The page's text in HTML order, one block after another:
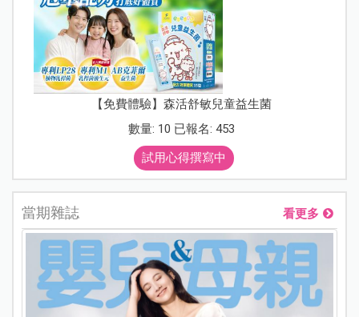
【免費體驗】森活舒敏兒童益生菌
數量: 10 已報名: 453
試用心得撰寫中
當期雜誌 看更多